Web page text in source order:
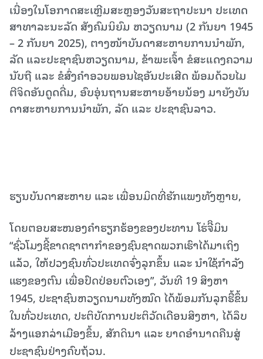
ເນື່ອງ​ໃນ​ໂອ​ກາດ​ສະ​ເຫຼີມ​ສະ​ຫຼອງ​ວັນ​ສະ​ຖາ​ປະ​ນາ ປະ​ເທດ
ສາ​ທາ​ລະ​ນະ​ລັດ ສັງ​ຄົມ​ນິ​ຍົມ ຫວຽດ​ນາມ (2 ກັນ​ຍາ 1945
– 2 ກັນ​ຍາ 2025), ຕາງ​ໜ້າ​ບັນ​ດາ​ສະ​ຫາຍ​ການ​ນຳ​ພັກ​,
ລັດ ແລະ​ປະ​ຊາ​ຊົນ​ຫວຽດ​ນາມ​, ຂ້າ​ພະ​ເຈົ້າ ຂໍ​ສະ​ແດງ​ຄວາມ​
ນັບ​ຖື ແລະ​ ຂໍສົ່ງຄຳ​ອວຍ​ພອນ​ໄຊ​ອັນ​ປະ​ເສີດ​ ພ້ອມດ້ວຍໄມ​
ຕີ​ຈິດ​ອັນ​ດູດ​ດື່ມ​, ​​ອົບ​ອຸ່ນ​ຖານ​ສະ​ຫາຍ​ອ້າຍ​ນ້ອງ ມາ​ຍັງ​ບັນ​
ດາ​ສະ​ຫາຍ​ການ​ນຳ​ພັກ​, ລັດ ແລະ ປະ​ຊາ​ຊົນລາວ​.
ຮຽນບັນດາສະຫາຍ ແລະ ເພື່ອນມິດທີ່ຮັກແພງທັງຫຼາຍ,
ໂດຍຕອບສະໜອງຄຳຮຽກຮ້ອງຂອງປະທານ ໂຮ່ຈີິມິນ
“ຊົ່ວໂມງຊີ້ຂາດຊາຕາກຳຂອງຊົນຊາດພວກເຮົາໄດ້ມາເຖິງ
ແລ້ວ, ໃຫ້ປວງຊົນທົ່ວປະເທດຈົ່ງລຸກຂຶ້ນ ແລະ ນຳໃຊ້ກຳລັງ
ແຮງຂອງຕົນ ເພື່ອປົດປ່ອຍຕົວເອງ”, ວັນທີ 19 ສິງຫາ
1945, ປະຊາຊົນຫວຽດນາມທັງໝົດ ໄດ້ພ້ອມກັນລຸກຮື້ຂຶ້ນ
ໃນທົ່ວປະເທດ, ປະຕິບັດການປະຕິວັດເດືອນສິງຫາ, ໄດ້ລຶບ
ລ້າງແອກລ່າເມືອງຂຶ້ນ, ສັກດິນາ ແລະ ຍາດອຳນາດຄືນສູ່
ປະຊາຊົນຢ່າງຄົບຖ້ວນ.